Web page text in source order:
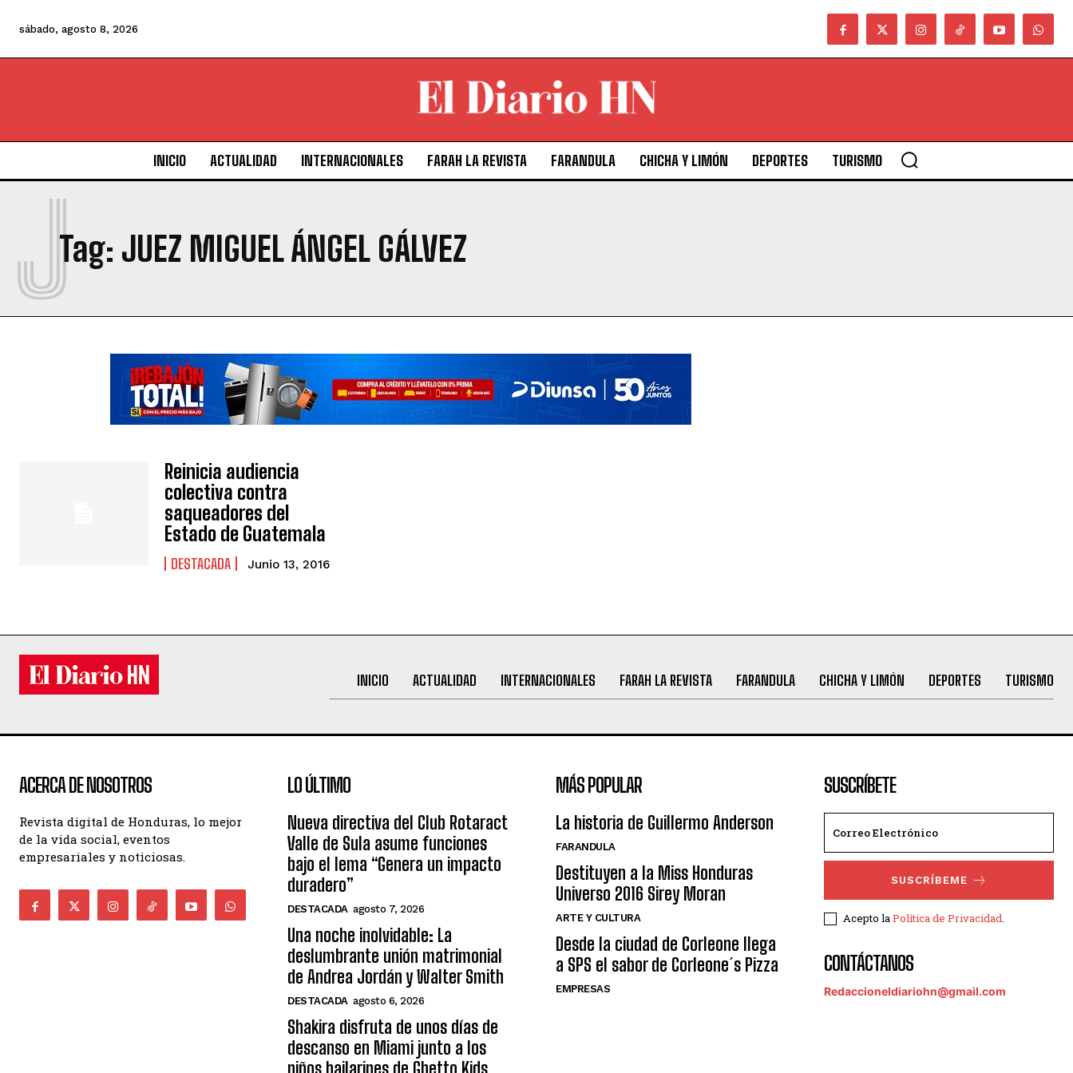
sábado, agosto 8, 2026
INICIO ACTUALIDAD INTERNACIONALES FARAH LA REVISTA FARANDULA CHICHA Y LIMÓN DEPORTES TURISMO
Tag: JUEZ MIGUEL ÁNGEL GÁLVEZ
J
Reinicia audiencia
colectiva contra
saqueadores del
Estado de Guatemala
DESTACADA Junio 13, 2016
INICIO ACTUALIDAD INTERNACIONALES FARAH LA REVISTA FARANDULA CHICHA Y LIMÓN DEPORTES TURISMO
ACERCA DE NOSOTROS
Revista digital de Honduras, lo mejor
de la vida social, eventos
empresariales y noticiosas.
LO ÚLTIMO
Nueva directiva del Club Rotaract
Valle de Sula asume funciones
bajo el lema “Genera un impacto
duradero”
DESTACADA agosto 7, 2026
Una noche inolvidable: La
deslumbrante unión matrimonial
de Andrea Jordán y Walter Smith
DESTACADA agosto 6, 2026
Shakira disfruta de unos días de
descanso en Miami junto a los
MÁS POPULAR
La historia de Guillermo Anderson
FARANDULA
Destituyen a la Miss Honduras
Universo 2016 Sirey Moran
ARTE Y CULTURA
Desde la ciudad de Corleone llega
a SPS el sabor de Corleone´s Pizza
EMPRESAS
SUSCRÍBETE
SUSCRÍBEME
Acepto laPolítica de Privacidad.
CONTÁCTANOS
Redaccioneldiariohn@gmail.com